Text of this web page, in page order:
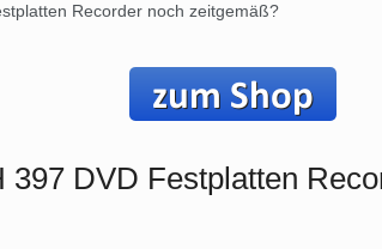
Recorder noch zeitgemäß?
397 DVD Festplatten